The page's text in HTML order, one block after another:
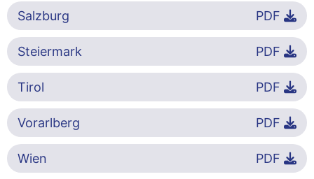
Salzburg PDF
Steiermark PDF
Tirol PDF
Vorarlberg PDF
Wien PDF